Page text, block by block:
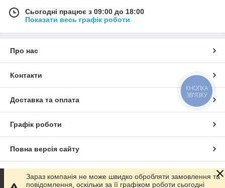
Сьогодні працює з 09:00 до 18:00
Показати весь графік роботи
Про нас
Контакти
Доставка та оплата
Графік роботи
Повна версія сайту
Сайт створено на маркетплейсі Prom.ua
Зараз компанія не може швидко обробляти замовлення та
повідомлення, оскільки за її графіком роботи сьогодні
КНОПКА
ЗВ'ЯЗКУ